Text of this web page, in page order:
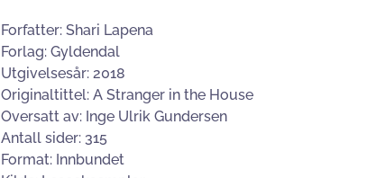
Forfatter: Shari Lapena
Forlag: Gyldendal
Utgivelsesår: 2018
Originaltittel: A Stranger in the House
Oversatt av: Inge Ulrik Gundersen
Antall sider: 315
Format: Innbundet